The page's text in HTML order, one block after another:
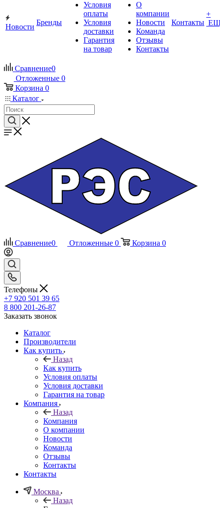
Новости
Бренды
Условия
оплаты
Условия
доставки
Гарантия
на товар
О
компании
Новости
Команда
Отзывы
Контакты
Контакты
+
Сравнение0
Отложенные 0
Корзина 0
Каталог
Сравнение0 Отложенные 0 Корзина 0
Телефоны
+7 920 501 39 65
8 800 201-26-87
Заказать звонок
Каталог
Производители
Как купить
Назад
Как купить
Условия оплаты
Условия доставки
Гарантия на товар
Компания
Назад
Компания
О компании
Новости
Команда
Отзывы
Контакты
Контакты
Москва
Назад